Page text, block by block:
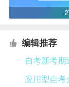
编辑推荐
自考新考期
应用型自考